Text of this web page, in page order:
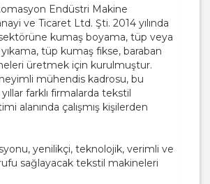
Endüstri Makine
ve Ticaret Ltd. Şti. 2014 yılında
kumaş boyama, tüp veya
tüp kumaş fikse, baraban
üretmek için kurulmuştur.
mühendis kadrosu, bu
farklı firmalarda tekstil
alanında çalışmış kişilerden
yenilikçi, teknolojik, verimli ve
sağlayacak tekstil makineleri